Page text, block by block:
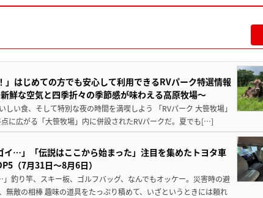
」はじめての方でも安心して利用できるRVパーク特選情報
鮮な空気と四季折々の季節感が味わえる高原牧場～
い食、そして特別な夜の時間を満喫しよう 「RVパーク 大笹牧場」
に広がる「大笹牧場」内に併設されたRVパークだ。夏でも[…]
イ…」「伝説はここから始まった」注目を集めたトヨタ車
（7月31日〜8月6日）
釣り竿、スキー板、ゴルフバッグ、なんでもオッケー。災害時の避
無敵の相棒 趣味の道具をたっぷり積めて、いざというときには頼れ